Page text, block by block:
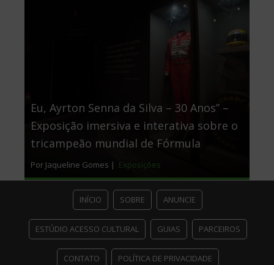
Eu, Ayrton Senna da Silva – 30 Anos” –
Exposição imersiva e interativa sobre o
tricampeão mundial de Fórmula
Por Jaqueline Gomes | Exposições
INÍCIO SOBRE ANUNCIE
ESTÚDIO ACESSO CULTURAL GUIAS PARCEIROS
CONTATO POLÍTICA DE PRIVACIDADE